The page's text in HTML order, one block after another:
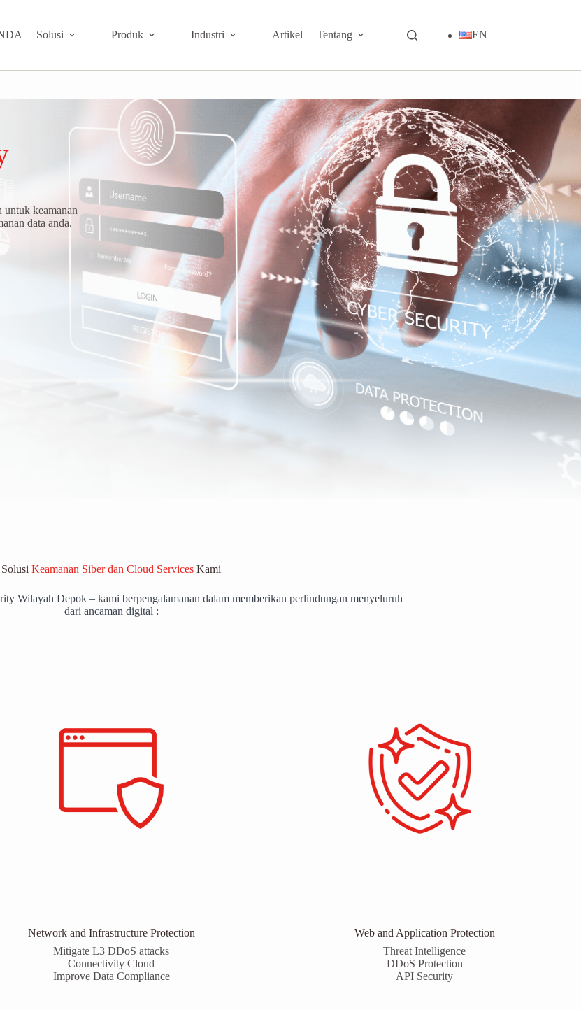
Solusi Produk Industri Artikel Tentang EN
keamanan
data anda.
Solusi Keamanan Siber dan Cloud Services Kami
Wilayah Depok – kami berpengalamanan dalam memberikan perlindungan menyeluruh
dari ancaman digital :
Network and Infrastructure Protection
Mitigate L3 DDoS attacks
Connectivity Cloud
Improve Data Compliance
Web and Application Protection
Threat Intelligence
DDoS Protection
API Security